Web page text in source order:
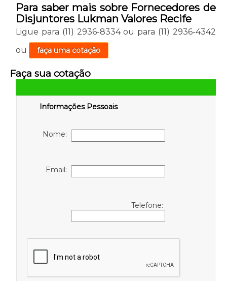
Para saber mais sobre Fornecedores de
Disjuntores Lukman Valores Recife
Ligue para (11) 2936-8334ou para (11) 2936-4342
ou
faça uma cotação
Faça sua cotação
Informações Pessoais
Nome:
Email:
Telefone: